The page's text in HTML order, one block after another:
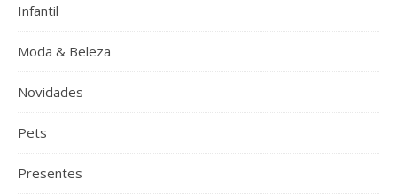
Infantil
Moda & Beleza
Novidades
Pets
Presentes